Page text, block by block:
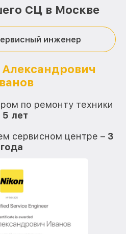
СЦ в Москве
инженер
по ремонту техники
5 лет
сервисном центре – 3
года